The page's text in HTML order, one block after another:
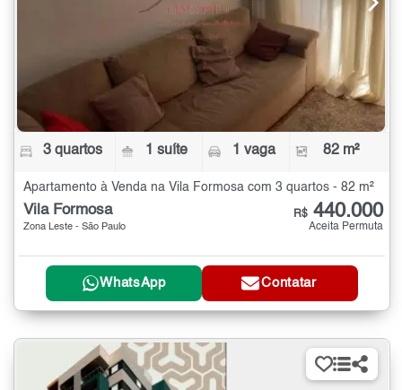
3 quartos 1 suíte 1 vaga 82 m²
Apartamento à Venda na Vila Formosa com 3 quartos - 82 m²
Vila Formosa
Zona Leste - São Paulo
R$ 440.000
Aceita Permuta
WhatsApp Contatar